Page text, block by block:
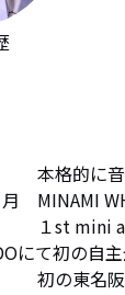
　本格的に
　MINAMI
　　１st mini
にて初の
　初の東名